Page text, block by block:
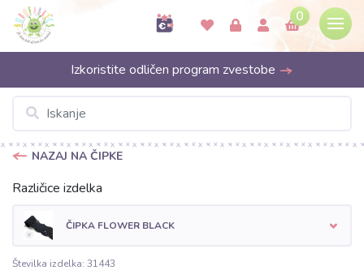
0
Izkoristite odličen program zvestobe
NAZAJ NA ČIPKE
Različice izdelka
ČIPKA FLOWER BLACK
Številka izdelka: 31443